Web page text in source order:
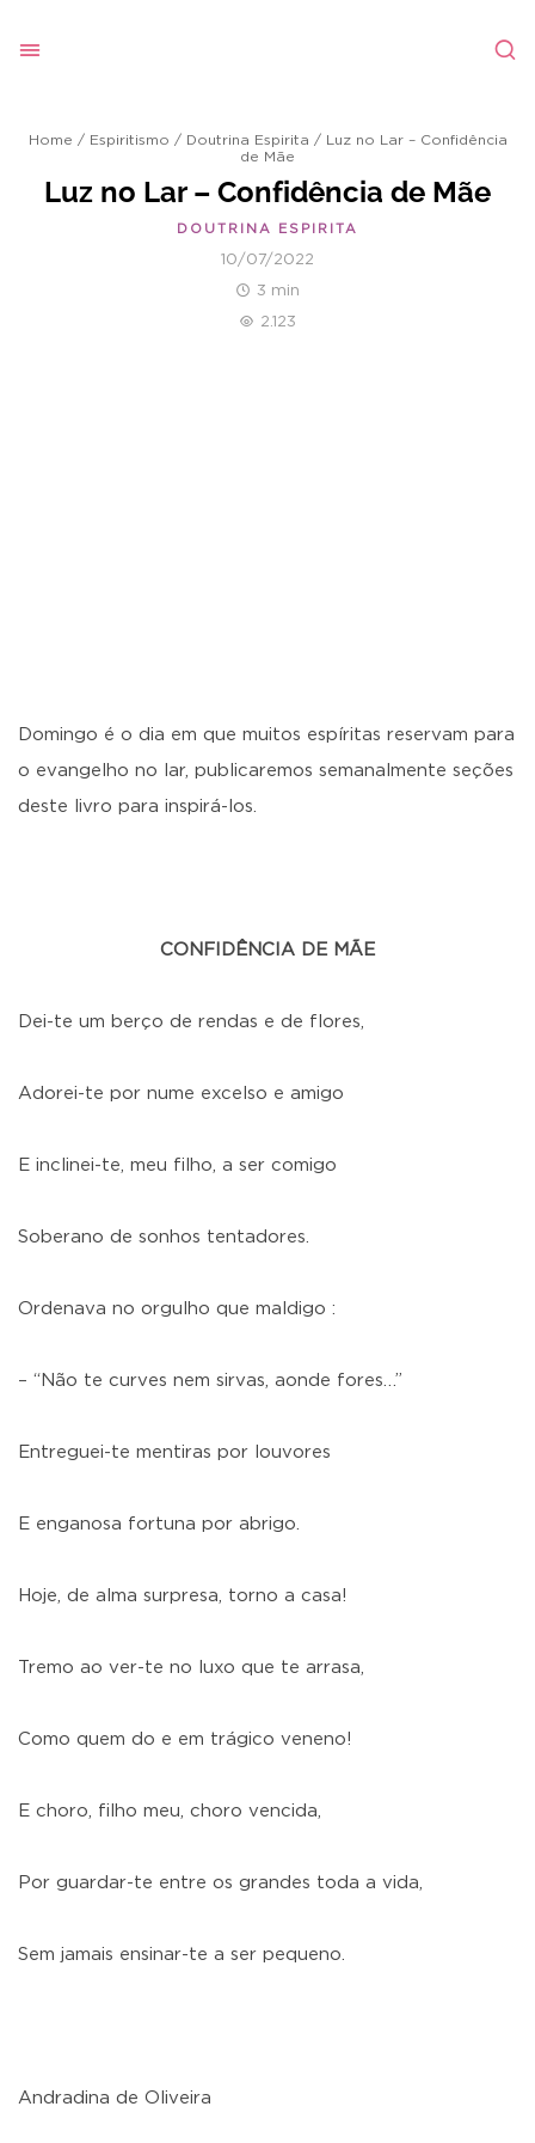
Home / Espiritismo / Doutrina Espirita / Luz no Lar – Confidência
de Mãe
Luz no Lar – Confidência de Mãe
DOUTRINA ESPIRITA
10/07/2022
3 min
2.123
Domingo é o dia em que muitos espíritas reservam para
o evangelho no lar, publicaremos semanalmente seções
deste livro para inspirá-los.
CONFIDÊNCIA DE MÃE
Dei-te um berço de rendas e de flores,
Adorei-te por nume excelso e amigo
E inclinei-te, meu filho, a ser comigo
Soberano de sonhos tentadores.
Ordenava no orgulho que maldigo :
– “Não te curves nem sirvas, aonde fores…”
Entreguei-te mentiras por louvores
E enganosa fortuna por abrigo.
Hoje, de alma surpresa, torno a casa!
Tremo ao ver-te no luxo que te arrasa,
Como quem do e em trágico veneno!
E choro, filho meu, choro vencida,
Por guardar-te entre os grandes toda a vida,
Sem jamais ensinar-te a ser pequeno.
Andradina de Oliveira